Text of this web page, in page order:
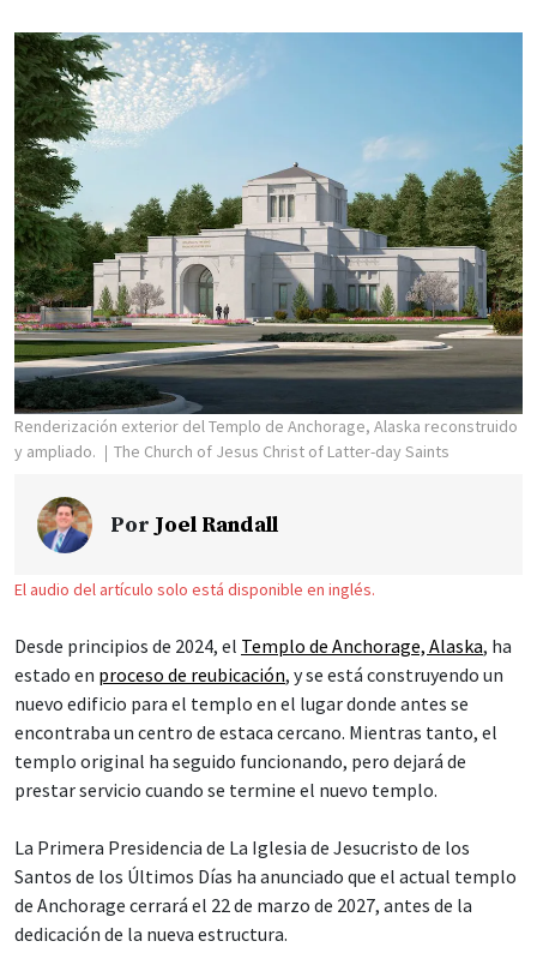
Renderización exterior del Templo de Anchorage, Alaska reconstruido
y ampliado.
The Church of Jesus Christ of Latter-day Saints
Por Joel Randall
El audio del artículo solo está disponible en inglés.
Desde principios de 2024, el Templo de Anchorage, Alaska, ha
estado en proceso de reubicación, y se está construyendo un
nuevo edificio para el templo en el lugar donde antes se
encontraba un centro de estaca cercano. Mientras tanto, el
templo original ha seguido funcionando, pero dejará de
prestar servicio cuando se termine el nuevo templo.
La Primera Presidencia de La Iglesia de Jesucristo de los
Santos de los Últimos Días ha anunciado que el actual templo
de Anchorage cerrará el 22 de marzo de 2027, antes de la
dedicación de la nueva estructura.